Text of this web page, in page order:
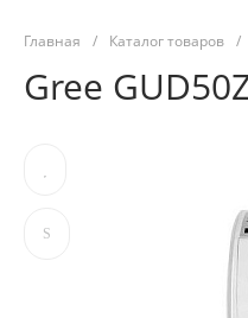
Главная / Каталог товаров /
Gree